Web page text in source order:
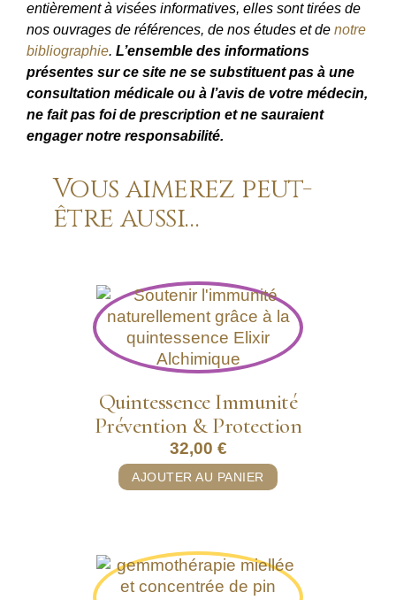
entièrement à visées informatives, elles sont tirées de
nos ouvrages de références, de nos études et de notre
bibliographie. L’ensemble des informations
présentes sur ce site ne se substituent pas à une
consultation médicale ou à l’avis de votre médecin,
ne fait pas foi de prescription et ne sauraient
engager notre responsabilité.
Vous aimerez peut-
être aussi…
Quintessence Immunité
Prévention & Protection
32,00 €
AJOUTER AU PANIER